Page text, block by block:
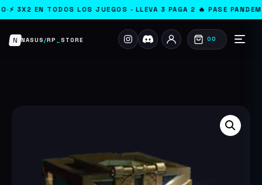
EN TODOS LOS JUEGOS · LLEVA 3 PAGA 2 🔥 PASE
N NASUS/RP STORE 00